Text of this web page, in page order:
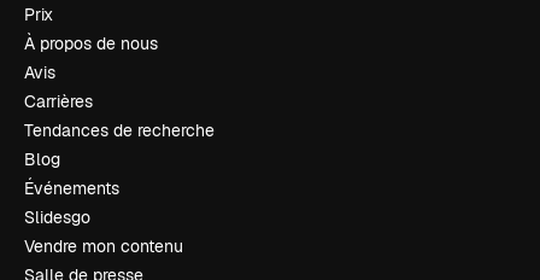
Prix
À propos de nous
Avis
Carrières
Tendances de recherche
Blog
Événements
Slidesgo
Vendre mon contenu
Salle de presse